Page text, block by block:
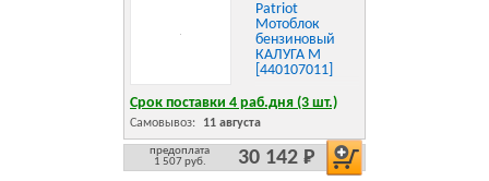
Patriot
Мотоблок
бензиновый
КАЛУГА М
[440107011]
Срок поставки 4 раб.дня (3 шт.)
Самовывоз: 11 августа
предоплата
1 507 руб.
30 142 Р